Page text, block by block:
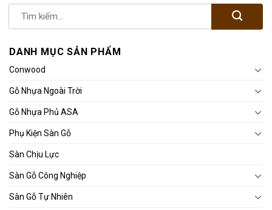
DANH MỤC SẢN PHẨM
Conwood
Gỗ Nhựa Ngoài Trời
Gỗ Nhựa Phủ ASA
Phụ Kiện Sàn Gỗ
Sàn Chịu Lực
Sàn Gỗ Công Nghiệp
Sàn Gỗ Tự Nhiên